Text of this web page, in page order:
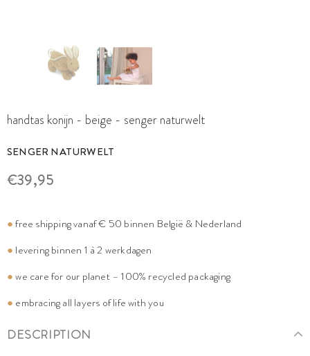
handtas konijn - beige - senger naturwelt
SENGER NATURWELT
€39,95
●free shipping vanaf € 50 binnen België & Nederland
● levering binnen 1 à 2 werkdagen
●we care for our planet – 100% recycled packaging
● embracing all layers of life with you
DESCRIPTION